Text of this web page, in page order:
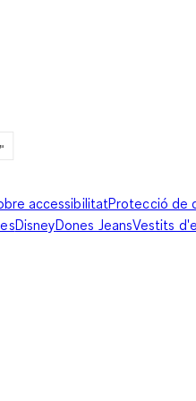
accessibilitatProtecció de
DisneyDones JeansVestits